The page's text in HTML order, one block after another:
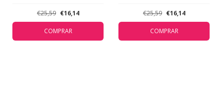
€25,59 €16,14
COMPRAR
€25,59 €16,14
COMPRAR